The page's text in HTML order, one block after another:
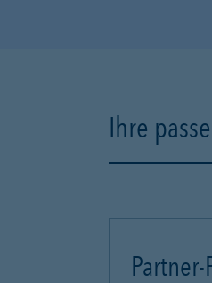
Ihre